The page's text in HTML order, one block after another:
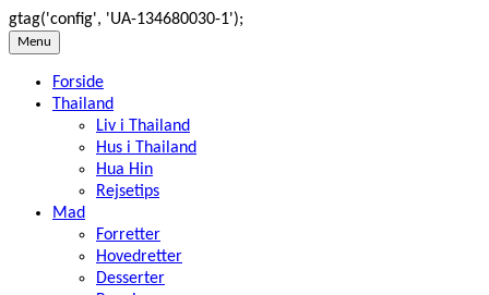
gtag('config', 'UA-134680030-1');
Skip
content
Menu
Forside
Thailand
Liv i Thailand
Hus i Thailand
Hua Hin
Rejsetips
Mad
Forretter
Hovedretter
Desserter